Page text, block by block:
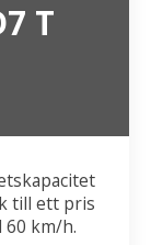
T
till ett pris
km/h.